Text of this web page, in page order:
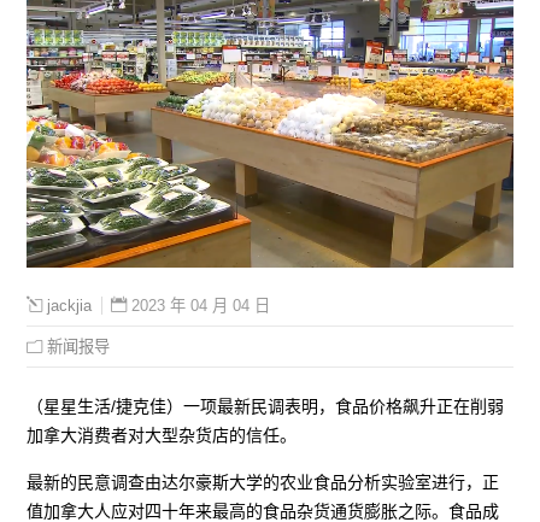
jackjia 2023 年 04 月 04 日
新闻报导
（星星生活/捷克佳）一项最新民调表明，食品价格飙升正在削弱
加拿大消费者对大型杂货店的信任。
最新的民意调查由达尔豪斯大学的农业食品分析实验室进行，正
值加拿大人应对四十年来最高的食品杂货通货膨胀之际。食品成